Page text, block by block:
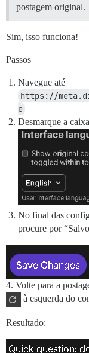
postagem original.
Sim, isso funciona!
Passos
Navegue até
https://
e
Desmarque a
No final das
procure por
4. Volte para a
à esquerda do
Resultado: